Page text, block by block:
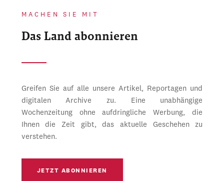
MACHEN SIE MIT
Das Land abonnieren
Greifen Sie auf alle unsere Artikel, Reportagen und
digitalen Archive zu. Eine unabhängige
Wochenzeitung ohne aufdringliche Werbung, die
Ihnen die Zeit gibt, das aktuelle Geschehen zu
verstehen.
JETZT ABONNIEREN